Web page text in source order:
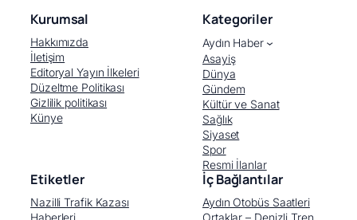
Kurumsal
Hakkımızda
İletişim
Editoryal Yayın İlkeleri
Düzeltme Politikası
Gizlilik politikası
Künye
Kategoriler
Aydın Haber
Asayiş
Dünya
Gündem
Kültür ve Sanat
Sağlık
Siyaset
Spor
Resmi İlanlar
Etiketler
Nazilli Trafik Kazası
İç Bağlantılar
Aydın Otobüs Saatleri